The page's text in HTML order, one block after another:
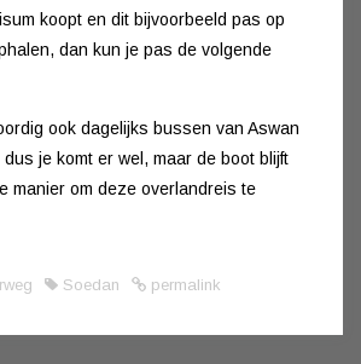
koopt en dit bijvoorbeeld pas op
dan kun je pas de volgende
ook dagelijks bussen van Aswan
dus je komt er wel, maar de boot blijft
manier om deze overlandreis te
Soedan permalink